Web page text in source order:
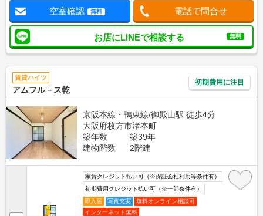
空室確認 無料 電話で問合せ
お店にLINEで相談する 無料
賃貸ハイツ
アムフル－ス乾
初期費用に注目
京阪本線・鴨東線/御殿山駅 徒歩4分
大阪府枚方市渚本町
築年数
築39年
建物階数
2階建
家賃クレジット払い可（※保証会社利用等条件有）
初期費用クレジット払い可（※一部条件有）
即入居
写真充実
無料オンライン相談可
インターネット無料